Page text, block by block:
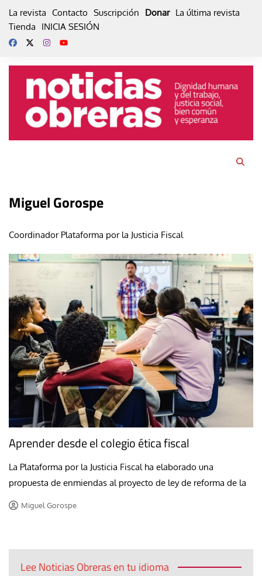
La revista Contacto Suscripción Donar La última revista
Tienda
INICIA SESIÓN
Miguel Gorospe
Coordinador Plataforma por la Justicia Fiscal
Aprender desde el colegio ética fiscal
La Plataforma por la Justicia Fiscal ha elaborado una
propuesta de enmiendas al proyecto de ley de reforma de la
Miguel Gorospe
Lee Noticias Obreras en tu idioma